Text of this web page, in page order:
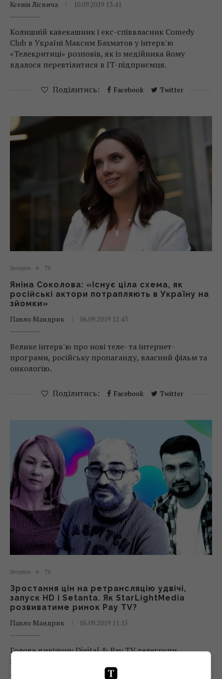
Ксенія Ліснича 10.09.2019 13:41
Колишній кавекашник і екс-співвласник Comedy
Club в Україні Максим Бахматов у інтерв'ю
«Телекритиці» розповів, як із медійника йому
вдалося перевтілитися в IT-підприємця.
Поділитись: Facebook Twitter
Інтерв'ю ТБ
Яніна Соколова: «Існує ціла схема, як
російські актори потрапляють в Україну на
зйомки»
Павло Мандрик
06.09.2019 12:43
Велике інтерв'ю про нові теле- та інтернет-
програми, російську пропаганду, власний фільм та
онкологію.
Поділитись: Facebook Twitter
Інтерв'ю ТБ
Зростання цін на ретрансляцію удвічі,
запуск HD і Setanta. Як StarLightMedia
розвиватиме ринок Pay TV?
Павло Мандрик
05.09.2019 11:15
Голова дивізіону Digital & Pay TV телегрупи
StarLightMedia Юлія Трибушна разом із креативним
директором дивізіону Віталієм Чирковим і